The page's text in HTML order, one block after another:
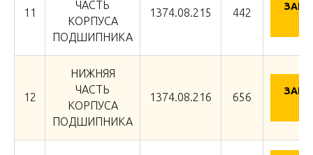
11
ЧАСТЬ
КОРПУСА
ПОДШИПНИКА
1374.08.215 442
12
НИЖНЯЯ
ЧАСТЬ
КОРПУСА
ПОДШИПНИКА
1374.08.216 656